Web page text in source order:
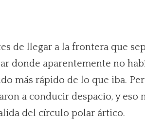
de llegar a la frontera que
donde aparentemente no
más rápido de lo que iba.
a conducir despacio, y
del círculo polar ártico.